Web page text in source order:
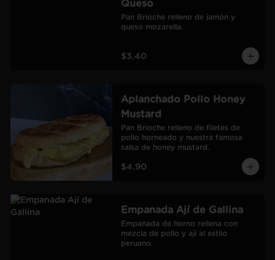
Queso
Pan Brioche relleno de jamón y
queso mozarella.
$3.40
Aplanchado Pollo Honey
Mustard
Pan Brioche relleno de filetes de
pollo horneado y nuestra famosa
salsa de honey mustard.
$4.90
Empanada Ají de Gallina
Empanada de horno rellena con
mezcla de pollo y ají al estilo
peruano.